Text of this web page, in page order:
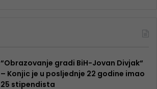
“Obrazovanje gradi BiH-Jovan Divjak“
– Konjic je u posljednje 22 godine imao
25 ​​stipendista